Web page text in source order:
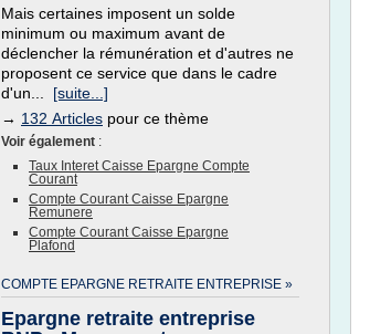
Mais certaines imposent un solde
minimum ou maximum avant de
déclencher la rémunération et d'autres ne
proposent ce service que dans le cadre
d'un... [suite...]
→ 132 Articles pour ce thème
Voir également :
Taux Interet Caisse Epargne Compte
Courant
Compte Courant Caisse Epargne
Remunere
Compte Courant Caisse Epargne
Plafond
COMPTE EPARGNE RETRAITE ENTREPRISE »
Epargne retraite entreprise